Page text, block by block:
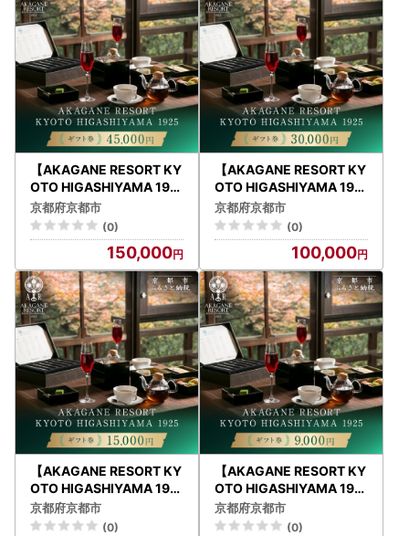
【AKAGANE RESORT KY
OTO HIGASHIYAMA 192
5】ギフト券 45,000円 |
京都 東山 ギフト券
京都府京都市
(0)
150,000
【AKAGANE RESORT KY
OTO HIGASHIYAMA 192
5】ギフト券 30,000円 |
京都 東山 ギフト券
京都府京都市
(0)
100,000
【AKAGANE RESORT KY
OTO HIGASHIYAMA 192
5】ギフト券 15,000円 |
京都 東山 ギフト券
京都府京都市
(0)
【AKAGANE RESORT KY
OTO HIGASHIYAMA 192
5】ギフト券 9,000円 | 京
都 東山 ギフト券
京都府京都市
(0)